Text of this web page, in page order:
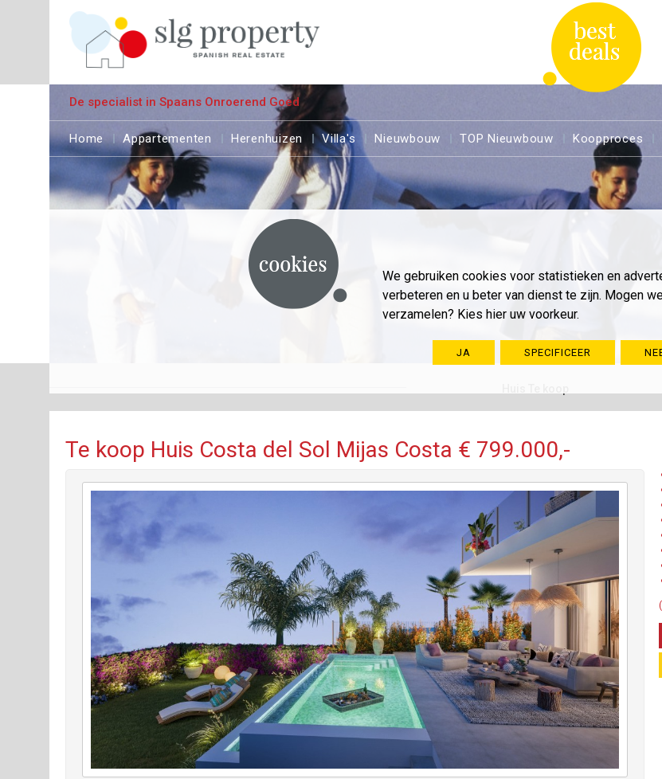
We gebruiken cookies voor statistieken en
verbeteren en u beter van dienst te zijn. Mogen
verzamelen? Kies hier uw voorkeur.
JA SPECIFICEER
De specialist in Spaans Onroerend Goed
Home Appartementen Herenhuizen Villa's Nieuwbouw TOP Nieuwbouw Koopproces
Te koop Huis Costa del Sol Mijas Costa € 799.000,-